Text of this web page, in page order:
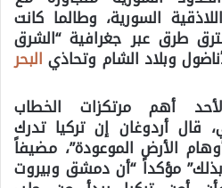
السورية، وطالما كانت
طرق عبر جغرافية “الشرق
وبلاد الشام وتحاذي البحر
أهم مرتكزات الخطاب
قال أردوغان إن تركيا تدرك
الأرض الموعودة”، مضيفاً
مؤكداً “أن دمشق وبيروت